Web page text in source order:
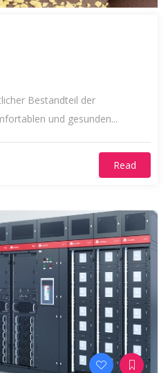
Bestandteil der
und gesunden...
Read